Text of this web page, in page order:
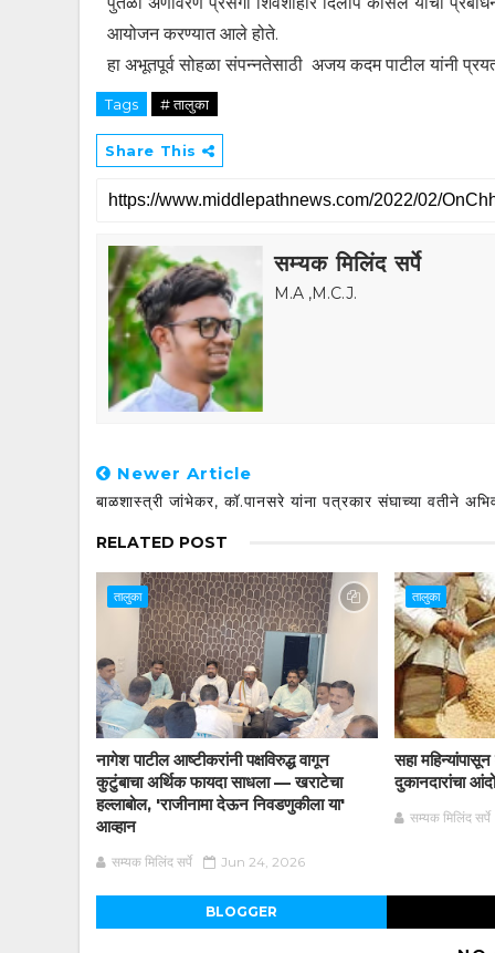
आयोजन करण्यात आले होते.
हा अभूतपूर्व सोहळा संपन्नतेसाठी अजय कदम पाटील यांनी
Tags # तालुका
Share This
सम्यक मिलिंद सर्पे
M.A ,M.C.J.
Newer Article
बाळशास्त्री जांभेकर, कॉ.पानसरे यांना पत्रकार संघाच्या वतीने
RELATED POST
तालुका
नागेश पाटील आष्टीकरांनी पक्षविरुद्ध वागून
कुटुंबाचा अर्थिक फायदा साधला — खराटेचा
हल्लाबोल, 'राजीनामा देऊन निवडणुकीला या'
आव्हान
सम्यक मिलिंद सर्पे Jun 24, 2026
तालुका
सहा
दुकानदारांचा
सम्यक मिलिंद सर्पे
BLOGGER